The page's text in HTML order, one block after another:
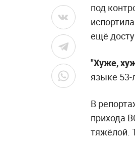
под
ещё
"Хуже,
языке 53-
В
прихода
тяжёлой.